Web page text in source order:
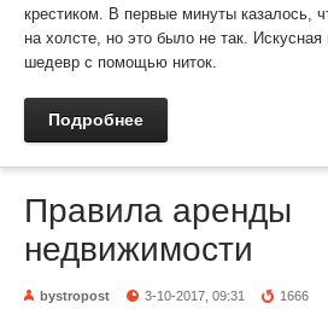
крестиком. В первые минуты казалось,
на холсте, но это было не так.
шедевр с помощью ниток.
Подробнее
Правила аренды
недвижимости
bystropost 3-10-2017, 09:31 1666